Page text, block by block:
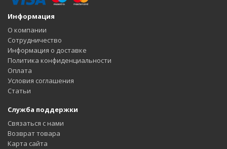
Информация
О компании
Сотрудничество
Информация о доставке
Политика конфиденциальности
Оплата
Условия соглашения
Статьи
Служба поддержки
Связаться с нами
Возврат товара
Карта сайта